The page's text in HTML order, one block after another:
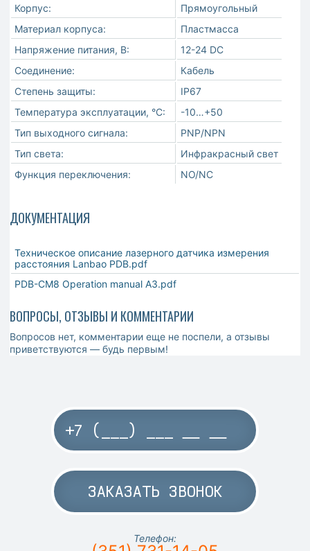
Корпус:
Прямоугольный
Материал корпуса:
Пластмасса
Напряжение питания, В:
12-24 DC
Соединение:
Кабель
Степень защиты:
IP67
Температура эксплуатации, °C:
-10…+50
Тип выходного сигнала:
PNP/NPN
Тип света:
Инфракрасный свет
Функция переключения:
NO/NC
ДОКУМЕНТАЦИЯ
Техническое описание лазерного датчика измерения
расстояния Lanbao PDB.pdf
PDB-CM8 Operation manual A3.pdf
ВОПРОСЫ, ОТЗЫВЫ И КОММЕНТАРИИ
Вопросов нет, комментарии еще не поспели, а отзывы
приветствуются — будь первым!
ЗАКАЗАТЬ ЗВОНОК
Телефон: